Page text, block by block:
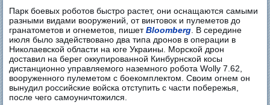
Парк боевых роботов быстро растет, они оснащаются самыми
разными видами вооружений, от винтовок и пулеметов до
гранатометов и огнеметов, пишетBloomberg. В середине
июля было задействовано два типа дронов в операции в
Николаевской области на юге Украины. Морской дрон
доставил на берег оккупированной Кинбурнской косы
дистанционно управляемого наземного робота Wolly 7.62,
вооруженного пулеметом с боекомплектом. Своим огнем он
вынудил российские войска отступить с части побережья,
после чего самоуничтожился.